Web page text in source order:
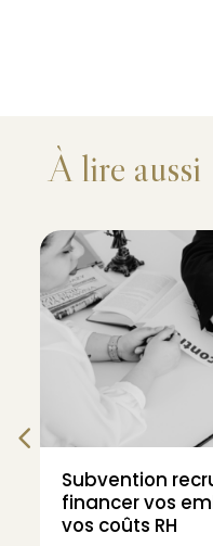
À lire aussi
Subvention
financer vos
vos coûts RH